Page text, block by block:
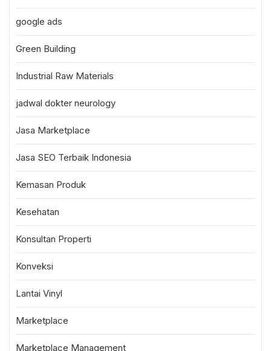
google ads
Green Building
Industrial Raw Materials
jadwal dokter neurology
Jasa Marketplace
Jasa SEO Terbaik Indonesia
Kemasan Produk
Kesehatan
Konsultan Properti
Konveksi
Lantai Vinyl
Marketplace
Marketplace Management